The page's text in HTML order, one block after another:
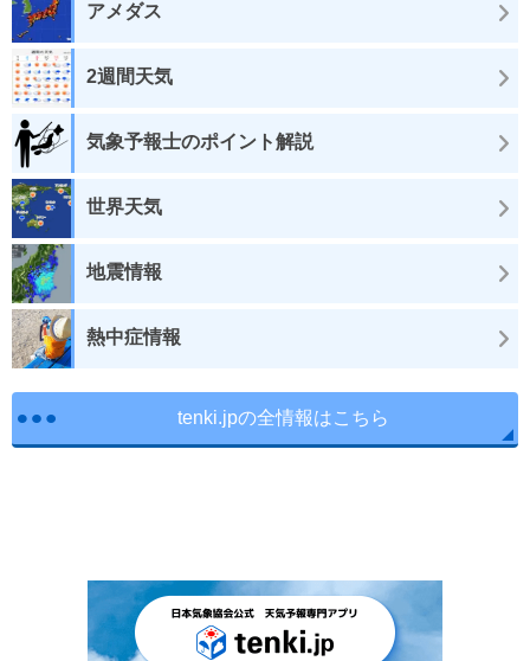
アメダス
2週間天気
気象予報士のポイント解説
世界天気
地震情報
熱中症情報
tenki.jpの全情報はこちら